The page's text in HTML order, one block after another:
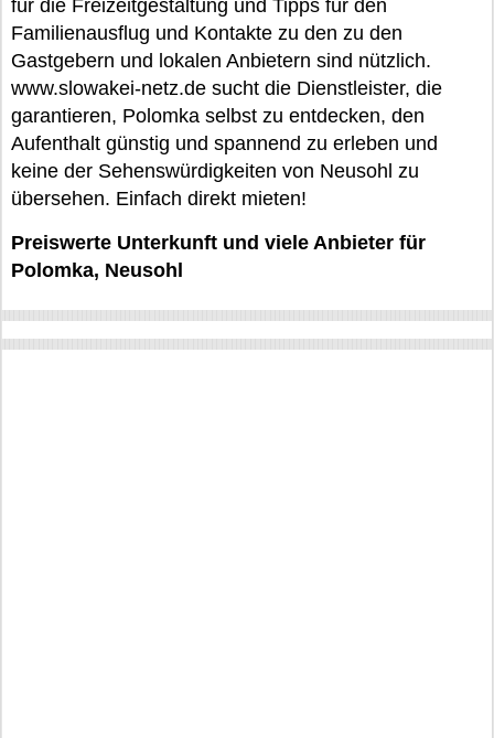
für die Freizeitgestaltung und Tipps für den
Familienausflug und Kontakte zu den zu den
Gastgebern und lokalen Anbietern sind nützlich.
www.slowakei-netz.de sucht die Dienstleister, die
garantieren, Polomka selbst zu entdecken, den
Aufenthalt günstig und spannend zu erleben und
keine der Sehenswürdigkeiten von Neusohl zu
übersehen. Einfach direkt mieten!
Preiswerte Unterkunft und viele Anbieter für
Polomka, Neusohl